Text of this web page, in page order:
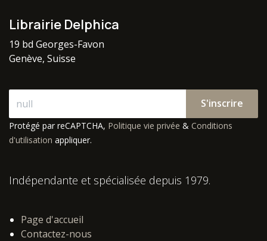
Librairie Delphica
19 bd Georges-Favon
Genève, Suisse
S'inscrire
Protégé par reCAPTCHA, Politique vie privée & Conditions
d'utilisation appliquer.
Indépendante et spécialisée depuis 1979.
Page d'accueil
Contactez-nous